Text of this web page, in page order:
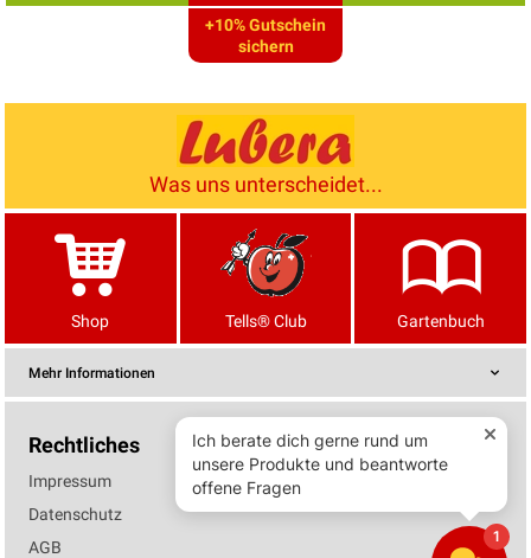
+10% Gutschein
sichern
Was uns unterscheidet...
Shop Tells® Club Gartenbuch
Mehr Informationen
Rechtliches
Impressum
Datenschutz
AGB